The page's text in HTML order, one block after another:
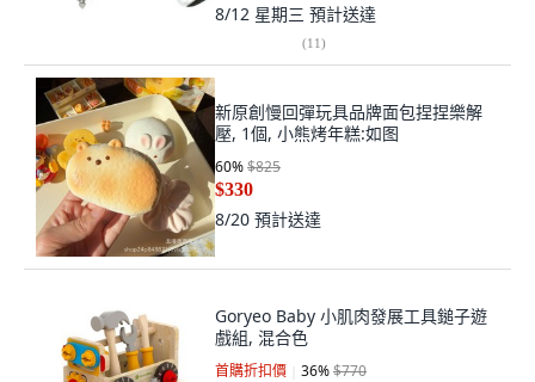
8/12 星期三 預計送達
(11)
新原創慢回彈玩具品牌面包捏捏樂解
壓, 1個, 小熊烤年糕:如图
60%$825
$330
8/20 預計送達
Goryeo Baby 小肌肉發展工具鎚子遊
戲組, 混合色
首購折扣價 36%$770